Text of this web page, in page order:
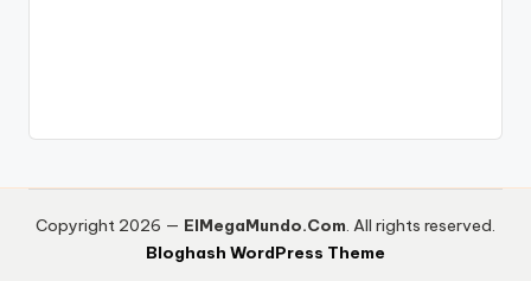
Copyright 2026 — ElMegaMundo.Com. All rights reserved.
Bloghash WordPress Theme